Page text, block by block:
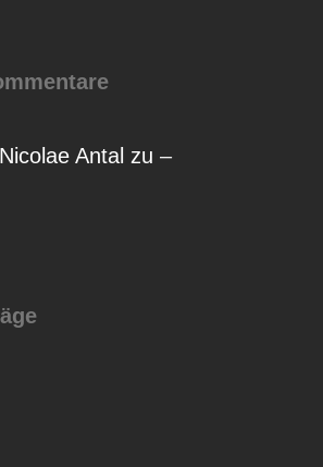
Antal zu –